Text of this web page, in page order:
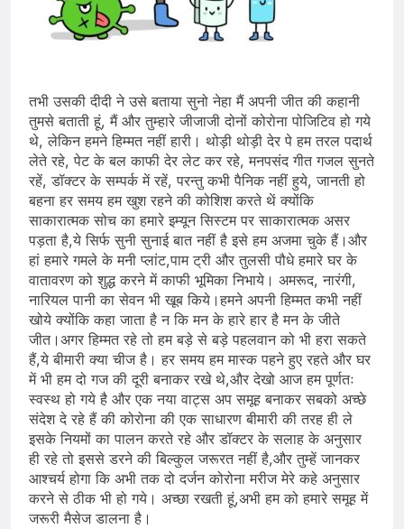
तभी उसकी दीदी ने उसे बताया सुनो नेहा मैं अपनी जीत की कहानी
तुमसे बताती हूं, मैं और तुम्हारे जीजाजी दोनों कोरोना पोजिटिव हो गये
थे, लेकिन हमने हिम्मत नहीं हारी। थोड़ी थोड़ी देर पे हम तरल पदार्थ
लेते रहे, पेट के बल काफी देर लेट कर रहे, मनपसंद गीत गजल सुनते
रहें, डॉक्टर के सम्पर्क में रहें, परन्तु कभी पैनिक नहीं हुये, जानती हो
बहना हर समय हम खुश रहने की कोशिश करते थें क्योंकि
साकारात्मक सोच का हमारे इम्यून सिस्टम पर साकारात्मक असर
पड़ता है,ये सिर्फ सुनी सुनाई बात नहीं है इसे हम अजमा चुके हैं।और
हां हमारे गमले के मनी प्लांट,पाम ट्री और तुलसी पौधे हमारे घर के
वातावरण को शुद्ध करने में काफी भूमिका निभाये। अमरूद, नारंगी,
नारियल पानी का सेवन भी खूब किये।हमने अपनी हिम्मत कभी नहीं
खोये क्योंकि कहा जाता है न कि मन के हारे हार है मन के जीते
जीत।अगर हिम्मत रहे तो हम बड़े से बड़े पहलवान को भी हरा सकते
हैं,ये बीमारी क्या चीज है। हर समय हम मास्क पहने हुए रहते और घर
में भी हम दो गज की दूरी बनाकर रखे थे,और देखो आज हम पूर्णतः
स्वस्थ हो गये है और एक नया वाट्स अप समूह बनाकर सबको अच्छे
संदेश दे रहे हैं की कोरोना की एक साधारण बीमारी की तरह ही ले
इसके नियमों का पालन करते रहे और डॉक्टर के सलाह के अनुसार
ही रहे तो इससे डरने की बिल्कुल जरूरत नहीं है,और तुम्हें जानकर
आश्चर्य होगा कि अभी तक दो दर्जन कोरोना मरीज मेरे कहे अनुसार
करने से ठीक भी हो गये। अच्छा रखती हूं,अभी हम को हमारे समूह में
जरूरी मैसेज डालना है।